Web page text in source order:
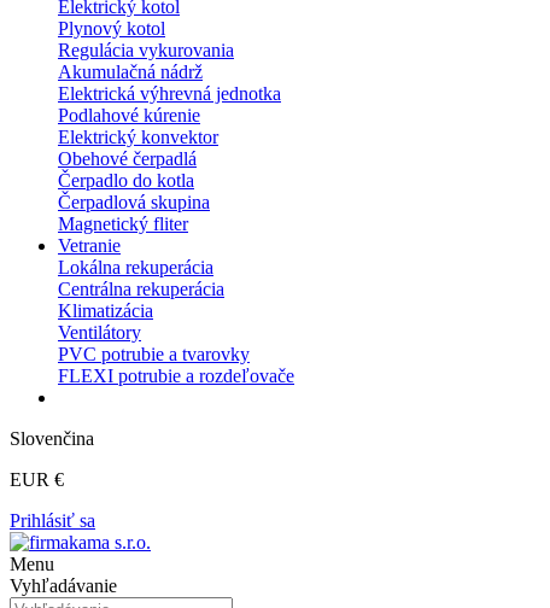
Elektrický kotol
Plynový kotol
Regulácia vykurovania
Akumulačná nádrž
Elektrická výhrevná jednotka
Podlahové kúrenie
Elektrický konvektor
Obehové čerpadlá
Čerpadlo do kotla
Čerpadlová skupina
Magnetický fliter
Vetranie
Lokálna rekuperácia
Centrálna rekuperácia
Klimatizácia
Ventilátory
PVC potrubie a tvarovky
FLEXI potrubie a rozdeľovače
Slovenčina
EUR €
Prihlásiť sa
Menu
Vyhľadávanie